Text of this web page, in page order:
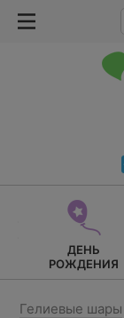
ДЕНЬ
РОЖДЕНИЯ
Гелиевые шары